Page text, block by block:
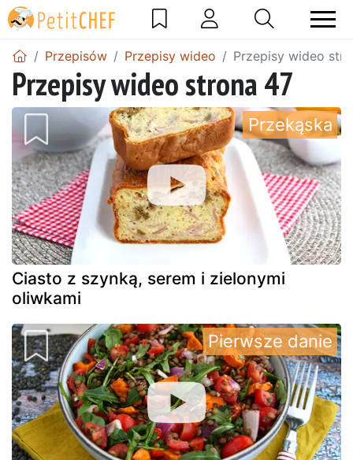
Przepisów Przepisy wideo Przepisy wideo
Przepisy wideo strona 47
Ciasto z szynką, serem i zielonymi
oliwkami
Przekąska
Pierwsze danie